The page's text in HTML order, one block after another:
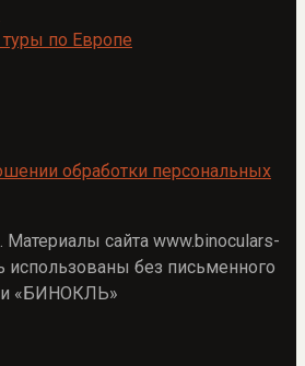
по Европе
обработки персональных
сайта www.binoculars-
использованы без письменного
«БИНОКЛЬ»